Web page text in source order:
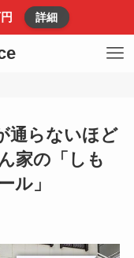
詳細
通らないほど
家の「しも
ル」